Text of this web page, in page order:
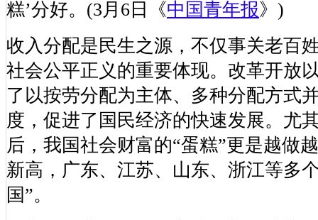
糕’分好。(3月6日《中国青年报》)
收入分配是民生之源，不仅事关老百
社会公平正义的重要体现。改革开放
了以按劳分配为主体、多种分配方式
度，促进了国民经济的快速发展。尤
后，我国社会财富的“蛋糕”更是越做
新高，广东、江苏、山东、浙江等多
国”。